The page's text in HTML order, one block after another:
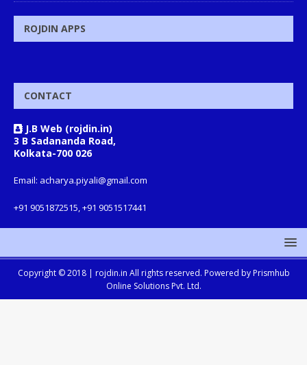
ROJDIN APPS
CONTACT
J.B Web (rojdin.in)
3 B Sadananda Road,
Kolkata-700 026
Email: acharya.piyali@gmail.com
+91 9051872515, +91 9051517441
Copyright © 2018 | rojdin.in All rights reserved. Powered by Prismhub
Online Solutions Pvt. Ltd.